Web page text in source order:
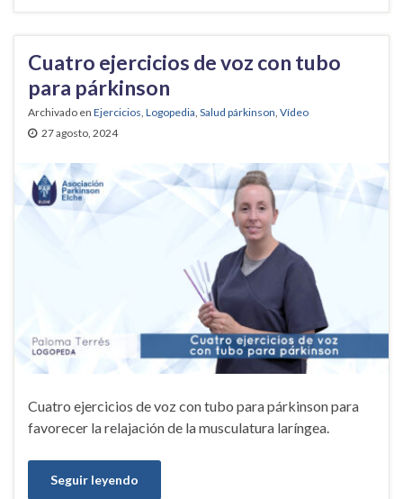
Cuatro ejercicios de voz con tubo
para párkinson
Archivado en Ejercicios, Logopedia, Salud párkinson, Vídeo
27 agosto, 2024
Cuatro ejercicios de voz con tubo para párkinson para
favorecer la relajación de la musculatura laríngea.
Seguir leyendo